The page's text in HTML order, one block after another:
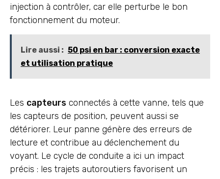
injection à contrôler, car elle perturbe le bon
fonctionnement du moteur.
Lire aussi : 50 psi en bar : conversion exacte
et utilisation pratique
Les capteurs connectés à cette vanne, tels que
les capteurs de position, peuvent aussi se
détériorer. Leur panne génère des erreurs de
lecture et contribue au déclenchement du
voyant. Le cycle de conduite a ici un impact
précis : les trajets autoroutiers favorisent un